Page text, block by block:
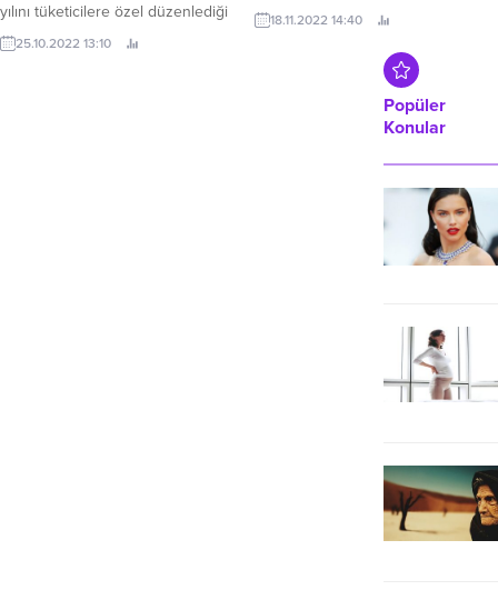
yılını tüketicilere özel düzenlediği
kampanyalarla kutlamaya devam
ediyor.
25.10.2022 13:10
gösteren Koza Çocuk Akademi’de
düzenlenen ‘Anneler Seminere,
Çocuklar Atölyeye’ etkinliğine
vatandaşlar yoğun ilgi gösterdi.
18.11.2022 14:40
Popüler
Konular